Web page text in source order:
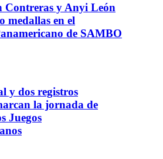
Contreras y Anyi León
medallas en el
de SAMBO
y dos registros
la jornada de
Juegos